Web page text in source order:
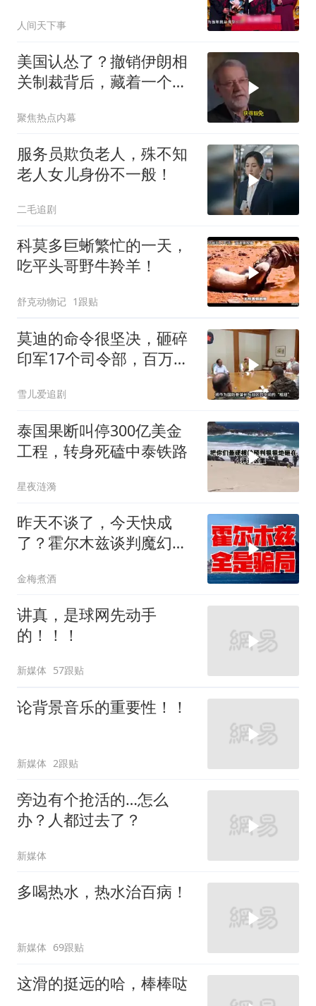
人间天下事
美国认怂了？撤销伊朗相
关制裁背后，藏着一个说
聚焦热点内幕
服务员欺负老人，殊不知
老人女儿身份不一般！
二毛追剧
科莫多巨蜥繁忙的一天，
吃平头哥野牛羚羊！
舒克动物记 1跟贴
莫迪的命令很坚决，砸碎
印军17个司令部，百万印
雪儿爱追剧
泰国果断叫停300亿美金
工程，转身死磕中泰铁路
星夜涟漪
昨天不谈了，今天快成
了？霍尔木兹谈判魔幻反
金梅煮酒
讲真，是球网先动手
的！！！
新媒体 57跟贴
论背景音乐的重要性！！
新媒体 2跟贴
旁边有个抢活的…怎么
办？人都过去了？
新媒体
多喝热水，热水治百病！
新媒体 69跟贴
这滑的挺远的哈，棒棒哒